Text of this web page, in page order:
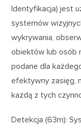
Identyfikacja) jest
systemów
wykrywania,
obiektów lub osób
podane dla
efektywny zasięg,
każdą z tych
Detekcja (63m):